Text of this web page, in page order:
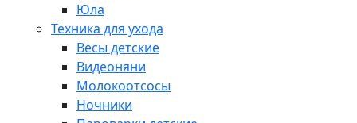
Юла
Техника для ухода
Весы детские
Видеоняни
Молокоотсосы
Ночники